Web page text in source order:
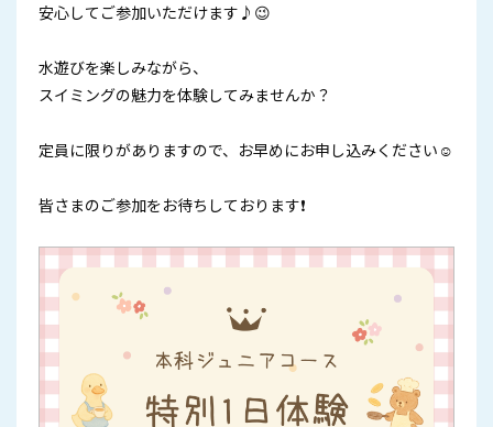
安心してご参加いただけます♪😉
水遊びを楽しみながら、
スイミングの魅力を体験してみませんか？
定員に限りがありますので、お早めにお申し込みください☺
皆さまのご参加をお待ちしております❗️